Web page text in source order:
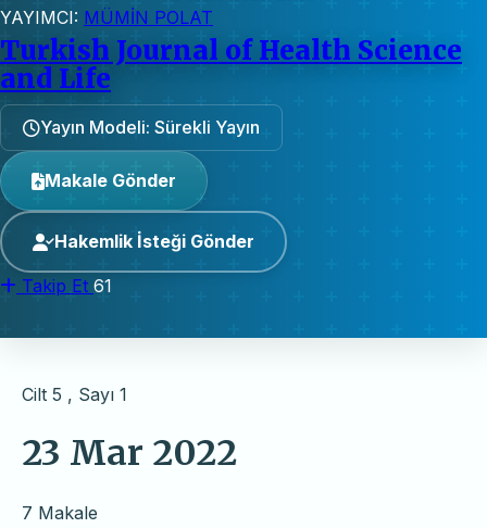
YAYIMCI: MÜMİN POLAT
Turkish Journal of Health Science
and Life
Yayın Modeli: Sürekli Yayın
Makale Gönder
Hakemlik İsteği Gönder
Takip Et 61
Cilt 5 , Sayı 1
23 Mar 2022
7 Makale